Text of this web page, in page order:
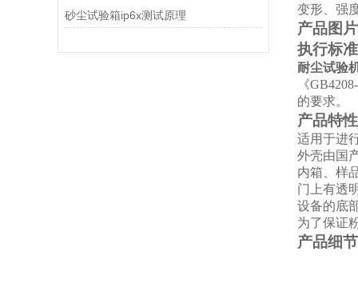
砂尘试验箱ip6x测试原理
变形、强
产品图片
执行标准
耐尘试验
《
的要求。
产品特性
适用于进
外壳由国
内箱、样
门上有透
设备的底
为了保证
产品细节